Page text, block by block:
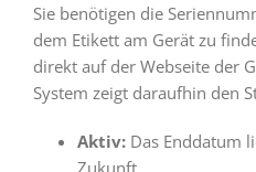
Sie benötigen die
dem Etikett am Gerät zu
direkt auf der Webseite der
System zeigt daraufhin den
Aktiv:Das Enddatum
Zukunft.